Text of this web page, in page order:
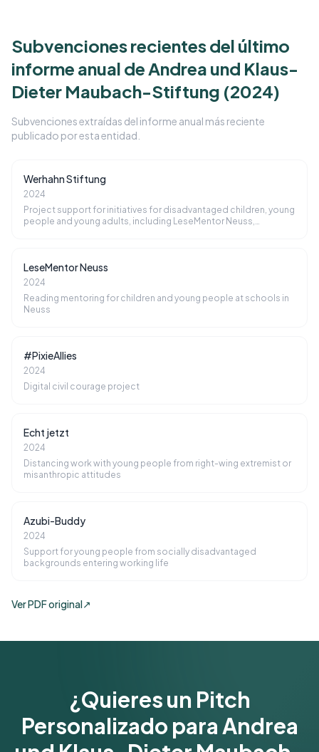
Subvenciones recientes del último
informe anual de Andrea und Klaus-
Dieter Maubach-Stiftung (2024)
Subvenciones extraídas del informe anual más reciente
publicado por esta entidad.
Werhahn Stiftung
2024
Project support for initiatives for disadvantaged children, young
people and young adults, including LeseMentor Neuss,
LeseMentor Neuss
2024
Reading mentoring for children and young people at schools in
Neuss
#PixieAllies
2024
Digital civil courage project
Echt jetzt
2024
Distancing work with young people from right-wing extremist or
misanthropic attitudes
Azubi-Buddy
2024
Support for young people from socially disadvantaged
backgrounds entering working life
Ver PDF original↗
¿Quieres un Pitch
Personalizado para Andrea